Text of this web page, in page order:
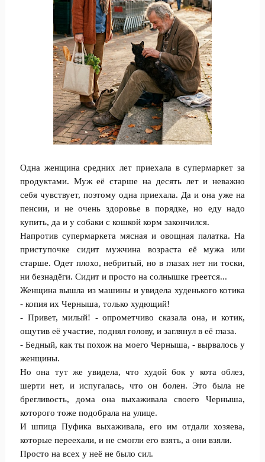
Одна женщина средних лет приехала в супермаркет за
продуктами. Муж её старше на десять лет и неважно
себя чувствует, поэтому одна приехала. Да и она уже на
пенсии, и не очень здоровье в порядке, но еду надо
купить, да и у собаки с кошкой корм закончился.
Напротив супермаркета мясная и овощная палатка. На
приступочке сидит мужчина возраста её мужа или
старше. Одет плохо, небритый, но в глазах нет ни тоски,
ни безнадёги. Сидит и просто на солнышке греется...
Женщина вышла из машины и увидела худенького котика
- копия их Черныша, только худющий!
- Привет, милый! - опрометчиво сказала она, и котик,
ощутив её участие, поднял голову, и заглянул в её глаза.
- Бедный, как ты похож на моего Черныша, - вырвалось у
женщины.
Но она тут же увидела, что худой бок у кота облез,
шерти нет, и испугалась, что он болен. Это была не
брегливость, дома она выхаживала своего Черныша,
которого тоже подобрала на улице.
И шпица Пуфика выхаживала, его им отдали хозяева,
которые переехали, и не смогли его взять, а они взяли.
Просто на всех у неё не было сил.